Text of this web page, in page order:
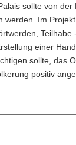
sollte von der
werden. Im
Teilhabe
einer
sollte, das
positiv